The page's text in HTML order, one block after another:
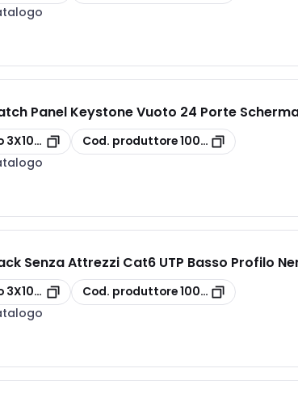
Panel Keystone Vuoto 24 Porte
3X100-755copia
Cod. produttore100-755
Senza Attrezzi Cat6 UTP Basso Profilo
3X100-215-BKcopia
Cod. produttore100-215-BK